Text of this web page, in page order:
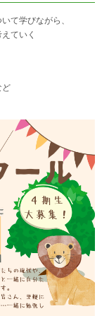
て学びながら、
ていく
ど
し込み